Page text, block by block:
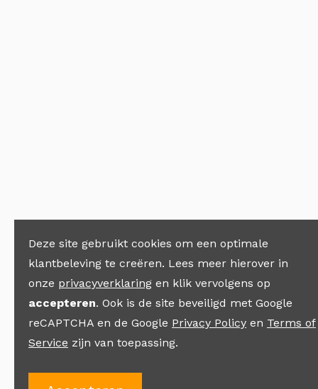
Deze site gebruikt cookies om een optimale
klantbeleving te creëren. Lees meer hierover in
onze privacyverklaring en klik vervolgens op
accepteren. Ook is de site beveiligd met Google
reCAPTCHA en de Google Privacy Policy en Terms of
Service zijn van toepassing.